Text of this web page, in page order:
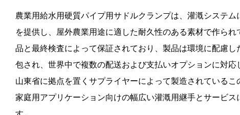
農業用給水用硬質パイプ用サドルクランプは、灌漑システ
を提供し、屋外農業用途に適した耐久性のある素材で作ら
品と最終検査によって保証されており、製品は環境に配慮し
包され、世界中で複数の配送および支払いオプションに対
山東省に拠点を置くサプライヤーによって製造されている
家庭用アプリケーション向けの幅広い灌漑用継手とサービス